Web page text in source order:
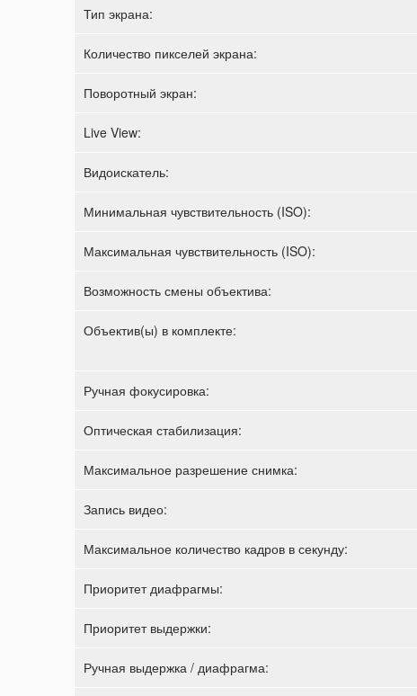
Тип экрана:
Количество пикселей экрана:
Поворотный экран:
Live View:
Видоискатель:
Минимальная чувствительность (ISO):
Максимальная чувствительность (ISO):
Возможность смены объектива:
Объектив(ы) в комплекте:
Ручная фокусировка:
Оптическая стабилизация:
Максимальное разрешение снимка:
Запись видео:
Максимальное количество кадров в секунду:
Приоритет диафрагмы:
Приоритет выдержки:
Ручная выдержка / диафрагма: